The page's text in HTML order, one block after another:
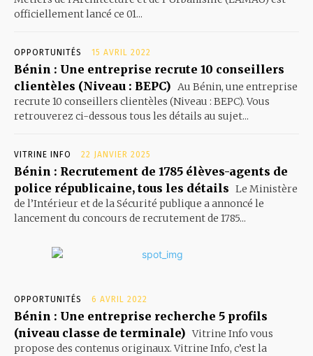
officiellement lancé ce 01...
OPPORTUNITÉS 15 AVRIL 2022
Bénin : Une entreprise recrute 10 conseillers
clientèles (Niveau : BEPC) Au Bénin, une entreprise
recrute 10 conseillers clientèles (Niveau : BEPC). Vous
retrouverez ci-dessous tous les détails au sujet...
VITRINE INFO 22 JANVIER 2025
Bénin : Recrutement de 1785 élèves-agents de
police républicaine, tous les détails Le Ministère
de l’Intérieur et de la Sécurité publique a annoncé le
lancement du concours de recrutement de 1785...
OPPORTUNITÉS 6 AVRIL 2022
Bénin : Une entreprise recherche 5 profils
(niveau classe de terminale) Vitrine Info vous
propose des contenus originaux. Vitrine Info, c’est la